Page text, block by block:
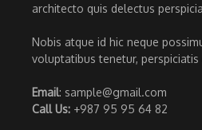
architecto quis delectus
Nobis atque id hic neque
voluptatibus tenetur, perspiciatis
Email: sample@gmail.com
Call Us: +987 95 95 64 82